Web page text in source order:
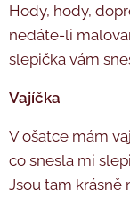
Hody, hody,
nedáte-li
slepička vám
Vajíčka
V ošatce mám
co snesla mi
Jsou tam krásně